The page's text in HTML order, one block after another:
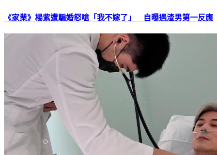
《家業》楊紫遭騙婚怒嗆「我不嫁了」 自曝遇渣男第一反應